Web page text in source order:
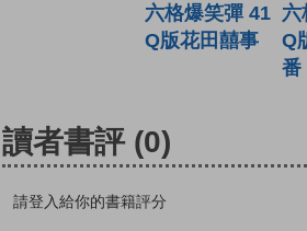
六格爆笑彈 41
Q版花田囍事
六
Q
番
讀者書評 (0)
請登入給你的書籍評分